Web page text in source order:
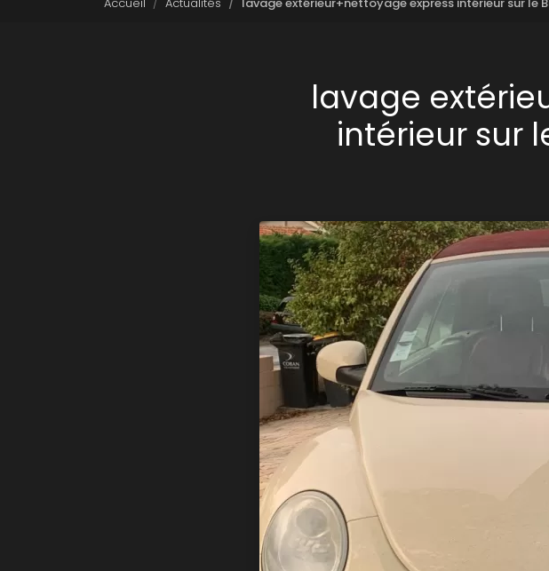
lavage
intérieur sur